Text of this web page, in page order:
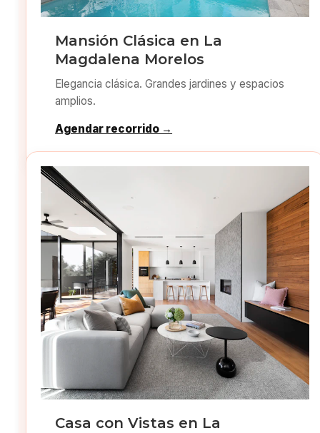
Mansión Clásica en La
Magdalena Morelos
Elegancia clásica. Grandes jardines y espacios
amplios.
Agendar recorrido →
Casa con Vistas en La